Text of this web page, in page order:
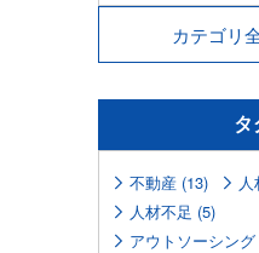
カテゴリ
タ
不動産 (13)
人材不足 (5)
アウトソーシン